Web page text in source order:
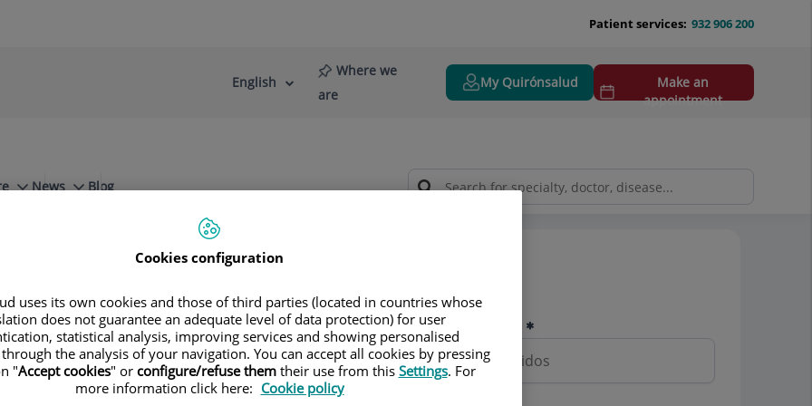
932 906 200
Patient services:
Language
Active
English
Where we
are
My Quirónsalud
Make an
appointment
News
Blog
Nombre y apellidos
Cookies configuration
uses its own cookies and those of third parties (located in countries whose
does not guarantee an adequate level of data protection) for user
statistical analysis, improving services and showing personalised
the analysis of your navigation. You can accept all cookies by pressing
"Accept cookies" or configure/refuse themtheir use from this Settings. For
more information click here: Cookie policy